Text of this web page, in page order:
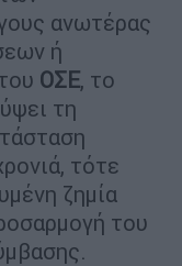
ανωτέρας
ή
ΟΣΕ, το
τη
τότε
ζημία
του